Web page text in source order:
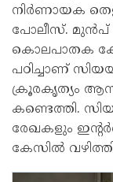
നിർണായക
പോലീസ്. മുൻപ്
കൊലപാതക
പഠിച്ചാണ്
ക്രൂരകൃത്യം
കണ്ടെത്തി.
രേഖകളും
കേസിൽ